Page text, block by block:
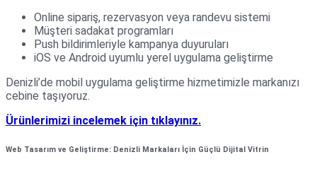
Online sipariş, rezervasyon veya randevu sistemi
Müşteri sadakat programları
Push bildirimleriyle kampanya duyuruları
iOS ve Android uyumlu yerel uygulama geliştirme
Denizli’de mobil uygulama geliştirme hizmetimizle markanızı
cebine taşıyoruz.
Ürünlerimizi incelemek için tıklayınız.
Web Tasarım ve Geliştirme: Denizli Markaları İçin Güçlü Dijital Vitrin